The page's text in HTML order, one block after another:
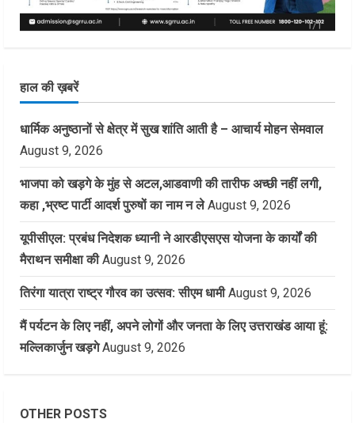
हाल की ख़बरें
धार्मिक अनुष्ठानों से क्षेत्र में सुख शांति आती है – आचार्य मोहन सेमवाल
August 9, 2026
भाजपा को खड़गे के मुंह से अटल,आडवाणी की तारीफ अच्छी नहीं लगी,
कहा ,भ्रष्ट पार्टी आदर्श पुरुषों का नाम न ले August 9, 2026
यूपीसीएल: प्रबंध निदेशक ध्यानी ने आरडीएसएस योजना के कार्यों की
मैराथन समीक्षा की August 9, 2026
तिरंगा यात्रा राष्ट्र गौरव का उत्सव: सीएम धामी August 9, 2026
मैं पर्यटन के लिए नहीं, अपने लोगों और जनता के लिए उत्तराखंड आया हूं:
मल्लिकार्जुन खड़गे August 9, 2026
OTHER POSTS